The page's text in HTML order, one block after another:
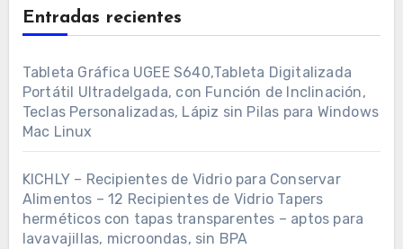
Entradas recientes
Tableta Gráfica UGEE S640,Tableta Digitalizada
Portátil Ultradelgada, con Función de Inclinación,
Teclas Personalizadas, Lápiz sin Pilas para Windows
Mac Linux
KICHLY – Recipientes de Vidrio para Conservar
Alimentos – 12 Recipientes de Vidrio Tapers
herméticos con tapas transparentes – aptos para
lavavajillas, microondas, sin BPA